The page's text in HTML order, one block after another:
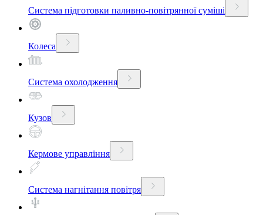
Система підготовки паливно-повітрянної суміші
Колеса
Система охолодження
Кузов
Кермове управління
Система нагнітання повітря